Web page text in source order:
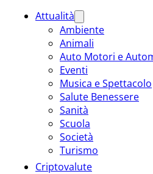
Attualità
Ambiente
Animali
Auto Motori e
Eventi
Musica e Spettacolo
Salute Benessere
Sanità
Scuola
Società
Turismo
Criptovalute